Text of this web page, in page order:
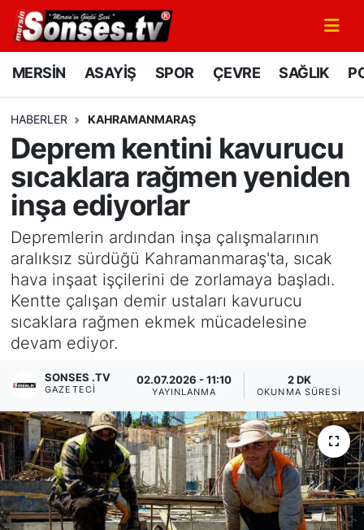
MERSİN ASAYİŞ SPOR ÇEVRE SAĞLIK
HABERLER KAHRAMANMARAŞ
Deprem kentini kavurucu
sıcaklara rağmen yeniden
inşa ediyorlar
Depremlerin ardından inşa çalışmalarının
aralıksız sürdüğü Kahramanmaraş'ta, sıcak
hava inşaat işçilerini de zorlamaya başladı.
Kentte çalışan demir ustaları kavurucu
sıcaklara rağmen ekmek mücadelesine
devam ediyor.
SONSES .TV
GAZETECI
02.07.2026 - 11:10
YAYINLANMA
2 DK
OKUNMA SÜRESI
MERSİN
SPOR
GÜNÜN MANŞETİ
DÜNYA
KÜLTÜR - SANAT
MAGAZİN
SAĞLIK
Siyaset
YEREL HABER
Haberde insan
Tanıtım
Mersin Nöbetçi Eczaneler
Mersin Namaz Vakitleri
Mersin Trafik Yoğunluk Haritası
Süper Lig Puan Durumu ve Fikstür
Tüm Manşetler
Son Dakika Haberleri
Haber Arşivi